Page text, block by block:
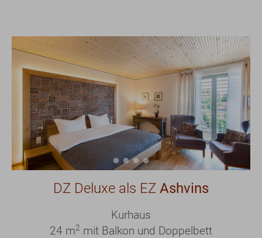
DZ Deluxe als EZ Ashvins
Kurhaus
24 m2 mit Balkon und Doppelbett